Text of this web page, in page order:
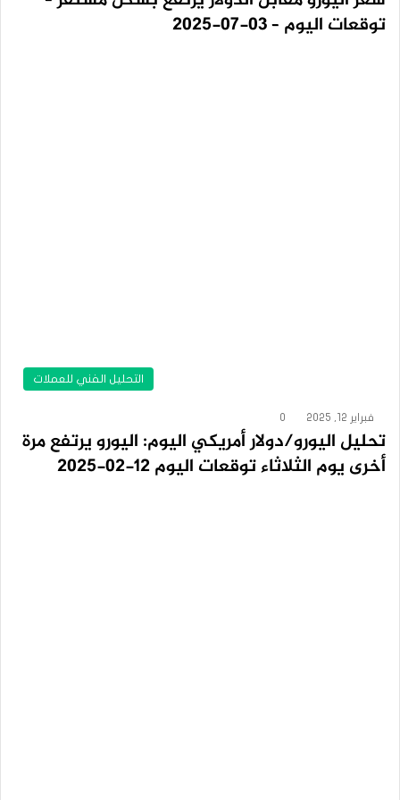
توقعات اليوم – 03-07-2025
التحليل الفني للعملات
فبراير 12, 2025 0
تحليل اليورو/دولار أمريكي اليوم: اليورو يرتفع مرة
أخرى يوم الثلاثاء توقعات اليوم 12-02-2025